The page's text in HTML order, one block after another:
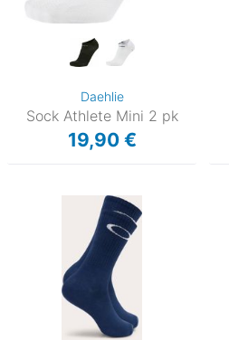
Daehlie
Sock Athlete Mini 2 pk
19,90 €